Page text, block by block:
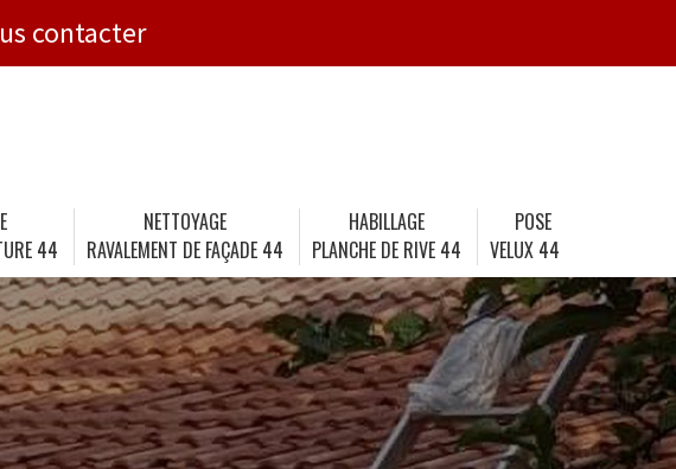
contacter
44
NETTOYAGE
RAVALEMENT DE FAÇADE 44
HABILLAGE
PLANCHE DE RIVE 44
POSE
VELUX 44